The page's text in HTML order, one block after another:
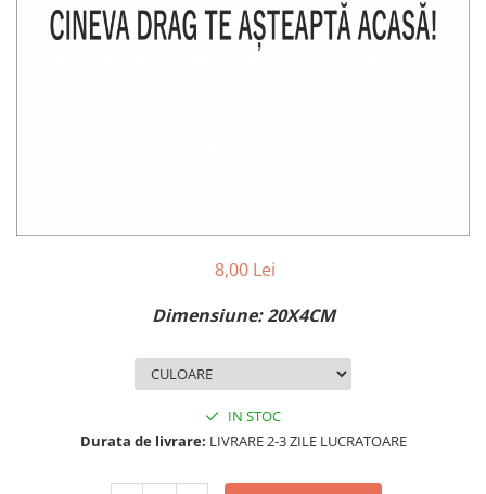
MAZDA
MERCEDES
VOLVO
STICKERE PARBRIZ
STICKERE STALPI SI GEAM MIC
8,00 Lei
Dimensiune: 20X4CM
IN STOC
Durata de livrare: LIVRARE 2-3 ZILE LUCRATOARE